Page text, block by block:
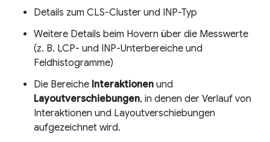
Details zum CLS-Cluster und INP-Typ
Weitere Details beim Hovern über die Messwerte
(z. B. LCP- und INP-Unterbereiche und
Feldhistogramme)
Die Bereiche Interaktionen und
Layoutverschiebungen, in denen der Verlauf von
Interaktionen und Layoutverschiebungen
aufgezeichnet wird.